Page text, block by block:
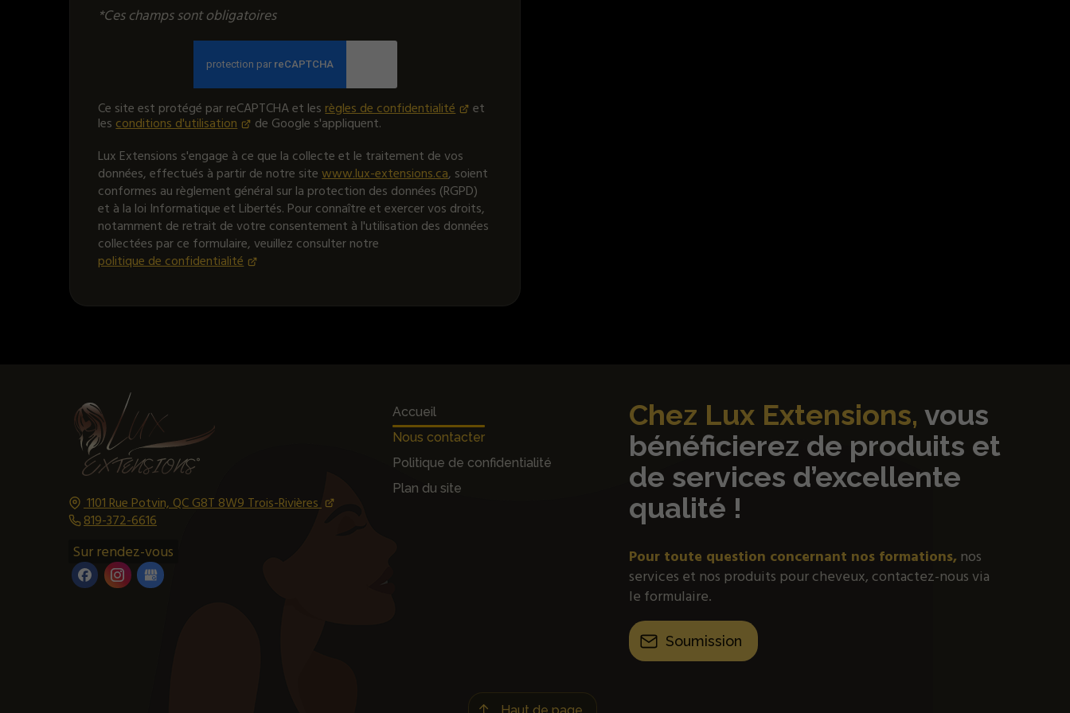
*Ces champs sont obligatoires
Ce site est protégé par reCAPTCHA et les règles de confidentialité
et
les conditions d'utilisation
de Google s'appliquent.
Lux Extensions s'engage à ce que la collecte et le traitement de vos
données, effectués à partir de notre sitewww.lux-extensions.ca, soient
conformes au règlement général sur la protection des données (RGPD)
et à la loi Informatique et Libertés. Pour connaître et exercer vos droits,
notamment de retrait de votre consentement à l'utilisation des données
collectées par ce formulaire, veuillez consulter notre
politique de confidentialité
1101 Rue Potvin, QC G8T 8W9 Trois-Rivières
819-372-6616
Sur rendez-vous
Accueil
Nous contacter
Politique de confidentialité
Plan du site
Chez Lux Extensions, vous
bénéficierez de produits et
de services d’excellente
qualité !
Pour toute question concernant nos formations, nos
services et nos produits pour cheveux, contactez-nous via
le formulaire.
Soumission